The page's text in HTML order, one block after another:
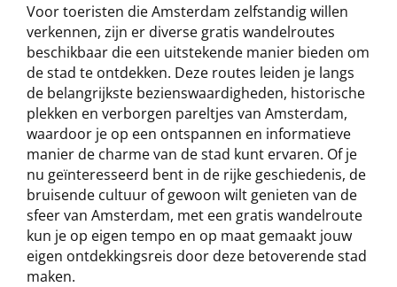
Voor toeristen die Amsterdam zelfstandig willen
verkennen, zijn er diverse gratis wandelroutes
beschikbaar die een uitstekende manier bieden om
de stad te ontdekken. Deze routes leiden je langs
de belangrijkste bezienswaardigheden, historische
plekken en verborgen pareltjes van Amsterdam,
waardoor je op een ontspannen en informatieve
manier de charme van de stad kunt ervaren. Of je
nu geïnteresseerd bent in de rijke geschiedenis, de
bruisende cultuur of gewoon wilt genieten van de
sfeer van Amsterdam, met een gratis wandelroute
kun je op eigen tempo en op maat gemaakt jouw
eigen ontdekkingsreis door deze betoverende stad
maken.